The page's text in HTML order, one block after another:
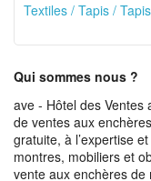
Textiles / Tapis /
Qui sommes nous ?
ave - Hôtel des Ventes
de ventes aux
gratuite, à l’expertise
montres, mobiliers et
vente aux enchères